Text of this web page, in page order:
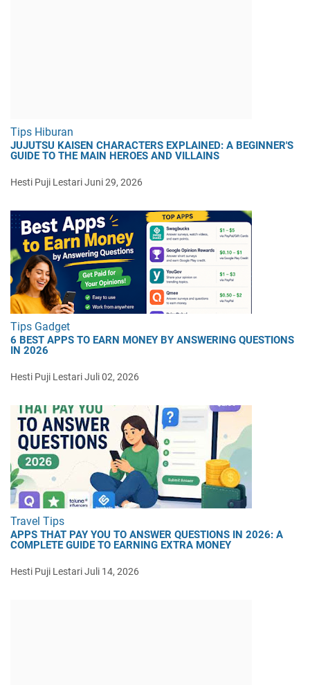
Tips Hiburan
JUJUTSU KAISEN CHARACTERS EXPLAINED: A BEGINNER'S
GUIDE TO THE MAIN HEROES AND VILLAINS
Hesti Puji LestariJuni 29, 2026
Tips Gadget
6 BEST APPS TO EARN MONEY BY ANSWERING QUESTIONS
IN 2026
Hesti Puji LestariJuli 02, 2026
Travel Tips
APPS THAT PAY YOU TO ANSWER QUESTIONS IN 2026: A
COMPLETE GUIDE TO EARNING EXTRA MONEY
Hesti Puji LestariJuli 14, 2026